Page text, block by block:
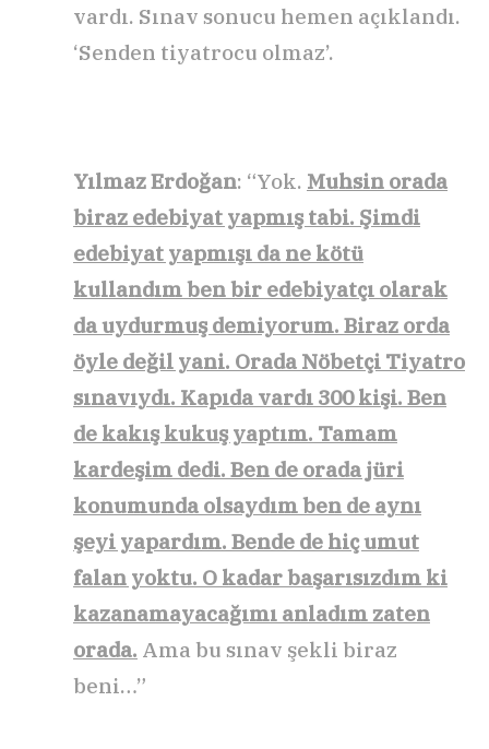
vardı. Sınav sonucu hemen açıklandı.
‘Senden tiyatrocu olmaz’.
Yılmaz Erdoğan: “Yok. Muhsin orada
biraz edebiyat yapmış tabi. Şimdi
edebiyat yapmışı da ne kötü
kullandım ben bir edebiyatçı olarak
da uydurmuş demiyorum. Biraz orda
öyle değil yani. Orada Nöbetçi Tiyatro
sınavıydı. Kapıda vardı 300 kişi. Ben
de kakış kukuş yaptım. Tamam
kardeşim dedi. Ben de orada jüri
konumunda olsaydım ben de aynı
şeyi yapardım. Bende de hiç umut
falan yoktu. O kadar başarısızdım ki
kazanamayacağımı anladım zaten
orada. Ama bu sınav şekli biraz
beni…”